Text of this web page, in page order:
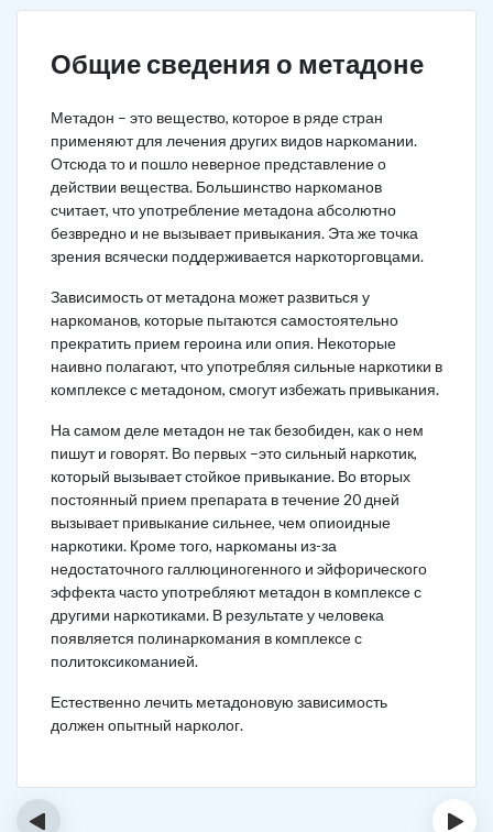
Общие сведения о метадоне
Метадон – это вещество, которое в ряде стран
применяют для лечения других видов наркомании.
Отсюда то и пошло неверное представление о
действии вещества. Большинство наркоманов
считает, что употребление метадона абсолютно
безвредно и не вызывает привыкания. Эта же точка
зрения всячески поддерживается наркоторговцами.
Зависимость от метадона может развиться у
наркоманов, которые пытаются самостоятельно
прекратить прием героина или опия. Некоторые
наивно полагают, что употребляя сильные наркотики в
комплексе с метадоном, смогут избежать привыкания.
На самом деле метадон не так безобиден, как о нем
пишут и говорят. Во первых –это сильный наркотик,
который вызывает стойкое привыкание. Во вторых
постоянный прием препарата в течение 20 дней
вызывает привыкание сильнее, чем опиоидные
наркотики. Кроме того, наркоманы из-за
недостаточного галлюциногенного и эйфорического
эффекта часто употребляют метадон в комплексе с
другими наркотиками. В результате у человека
появляется полинаркомания в комплексе с
политоксикоманией.
Естественно лечить метадоновую зависимость
должен опытный нарколог.
‹ ›